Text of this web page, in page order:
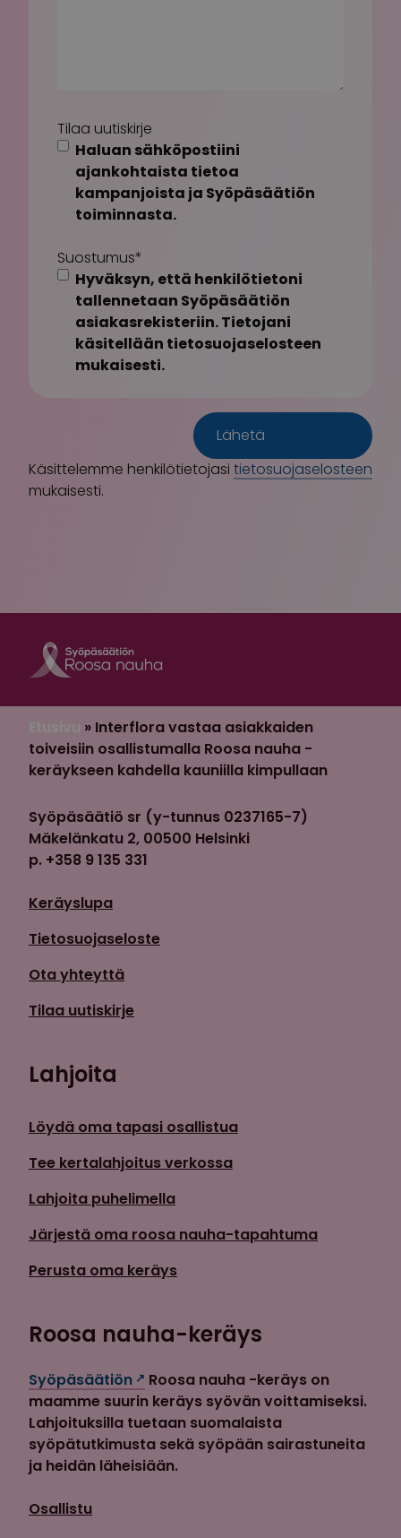
Tilaa uutiskirje
Haluan sähköpostiini
ajankohtaista tietoa
kampanjoista ja Syöpäsäätiön
toiminnasta.
Suostumus*
Hyväksyn, että henkilötietoni
tallennetaan Syöpäsäätiön
asiakasrekisteriin. Tietojani
käsitellään tietosuojaselosteen
mukaisesti.
Käsittelemme henkilötietojasi tietosuojaselosteen
mukaisesti.
» Interflora vastaa asiakkaiden
toiveisiin osallistumalla Roosa nauha -
keräykseen kahdella kauniilla kimpullaan
Syöpäsäätiö sr (y-tunnus 0237165-7)
Mäkelänkatu 2, 00500 Helsinki
p. +358 9 135 331
Keräyslupa
Tietosuojaseloste
Ota yhteyttä
Tilaa uutiskirje
Lahjoita
Löydä oma tapasi osallistua
Tee kertalahjoitus verkossa
Lahjoita puhelimella
Järjestä oma roosa nauha-tapahtuma
Perusta oma keräys
Roosa nauha-keräys
Syöpäsäätiön
Roosa nauha -keräys on
maamme suurin keräys syövän voittamiseksi.
Lahjoituksilla tuetaan suomalaista
syöpätutkimusta sekä syöpään sairastuneita
ja heidän läheisiään.
Osallistu